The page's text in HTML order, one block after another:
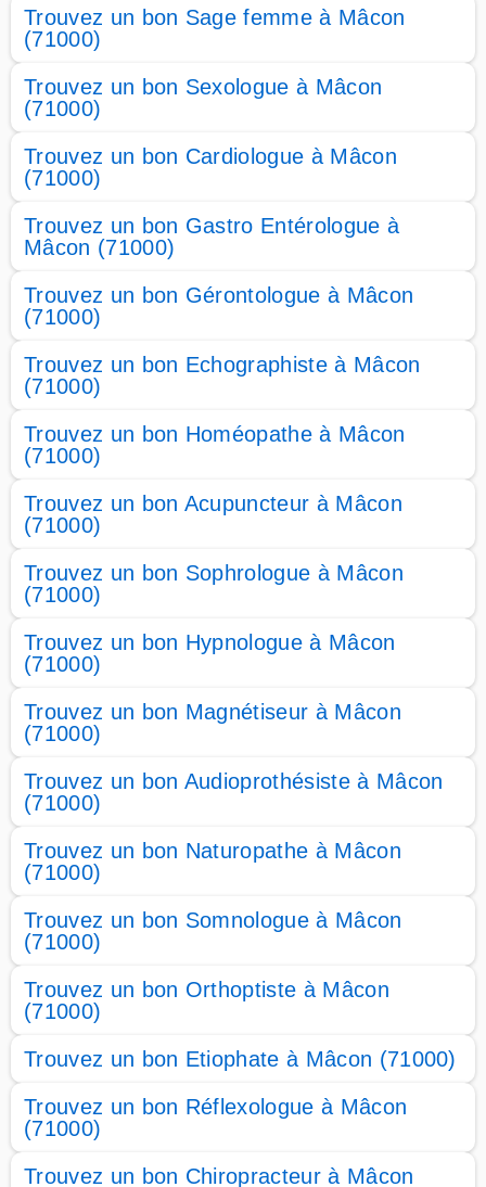
Trouvez un bon Sage femme à Mâcon
(71000)
Trouvez un bon Sexologue à Mâcon
(71000)
Trouvez un bon Cardiologue à Mâcon
(71000)
Trouvez un bon Gastro Entérologue à
Mâcon (71000)
Trouvez un bon Gérontologue à Mâcon
(71000)
Trouvez un bon Echographiste à Mâcon
(71000)
Trouvez un bon Homéopathe à Mâcon
(71000)
Trouvez un bon Acupuncteur à Mâcon
(71000)
Trouvez un bon Sophrologue à Mâcon
(71000)
Trouvez un bon Hypnologue à Mâcon
(71000)
Trouvez un bon Magnétiseur à Mâcon
(71000)
Trouvez un bon Audioprothésiste à Mâcon
(71000)
Trouvez un bon Naturopathe à Mâcon
(71000)
Trouvez un bon Somnologue à Mâcon
(71000)
Trouvez un bon Orthoptiste à Mâcon
(71000)
Trouvez un bon Etiophate à Mâcon (71000)
Trouvez un bon Réflexologue à Mâcon
(71000)
Trouvez un bon Chiropracteur à Mâcon